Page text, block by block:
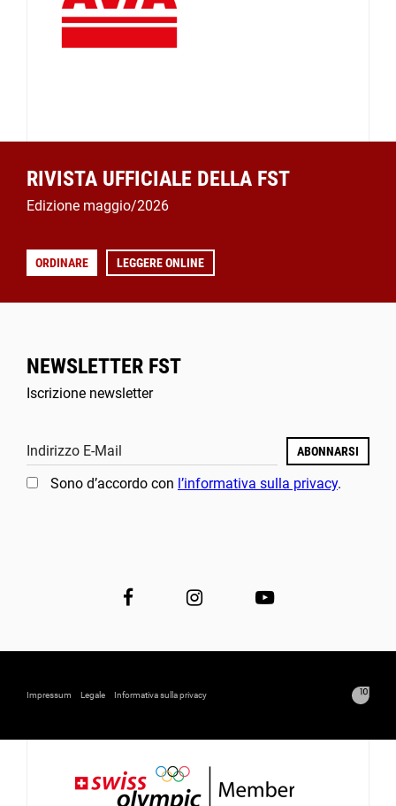
RIVISTA UFFICIALE DELLA FST
Edizione maggio/2026
ORDINARE LEGGERE ONLINE
NEWSLETTER FST
Iscrizione newsletter
Indirizzo E-Mail ABONNARSI
Sono d’accordo con l’informativa sulla privacy.
Impressum Legale Informativa sulla privacy